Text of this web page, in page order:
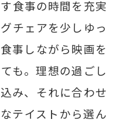
食事の時間を充実
チェアを少しゆっ
事しながら映画を
も。理想の過ごし
み、それに合わせ
テイストから選ん